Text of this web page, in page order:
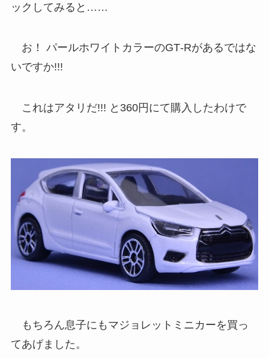
ックしてみると……
お！ パールホワイトカラーのGT‐Rがあるではな
いですか!!!
これはアタリだ!!! と360円にて購入したわけで
す。
もちろん息子にもマジョレットミニカーを買っ
てあげました。